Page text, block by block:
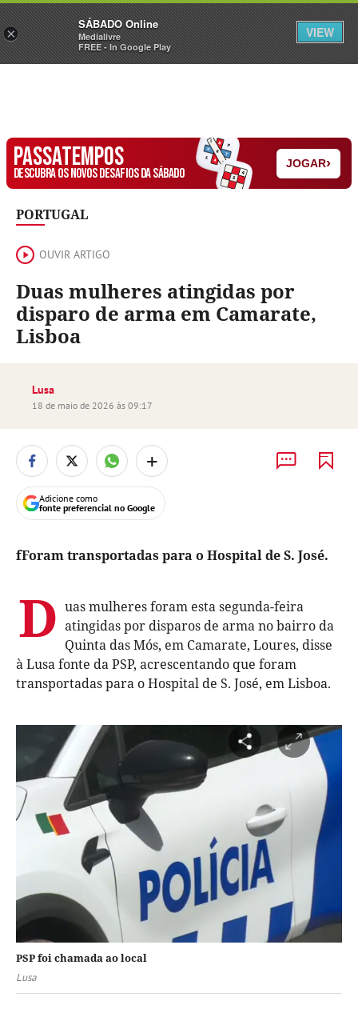
Sábado Assine Iniciar Sessão
PASSATEMPOS
DESCUBRA OS NOVOS DESAFIOS DA SÁBADO
JOGAR›
PORTUGAL
OUVIR ARTIGO
Duas mulheres atingidas por
disparo de arma em Camarate,
Lisboa
Lusa
18 de maio de 2026 às 09:17
+
Adicione como
fonte preferencial no Google
fForam transportadas para o Hospital de S. José.
D uas mulheres foram esta segunda-feira
atingidas por disparos de arma no bairro da
Quinta das Mós, em Camarate, Loures, disse
à Lusa fonte da PSP, acrescentando que foram
transportadas para o Hospital de S. José, em Lisboa.
PSP foi chamada ao local
Lusa
×
SÁBADO Online
Medialivre
FREE - In Google Play
VIEW